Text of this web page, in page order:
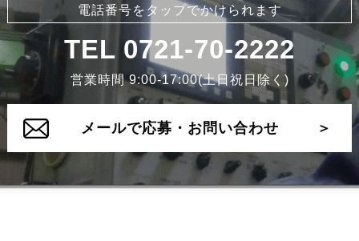
電話番号をタップでかけられます
TEL 0721-70-2222
営業時間 9:00-17:00(土日祝日除く)
メールで応募・お問い合わせ